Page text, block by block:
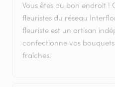
Vous êtes au bon endroit !
fleuristes du réseau
fleuriste est un artisan
confectionne vos
fraîches.